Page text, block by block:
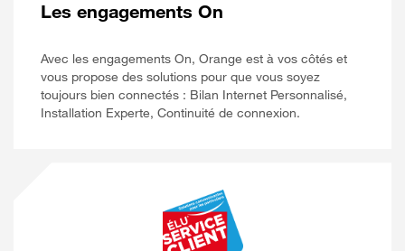
Les engagements On
Avec les engagements On, Orange est à vos côtés et
vous propose des solutions pour que vous soyez
toujours bien connectés : Bilan Internet Personnalisé,
Installation Experte, Continuité de connexion.